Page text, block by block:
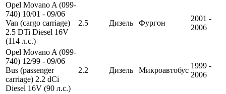
Opel Movano A (099-
740) 10/01 - 09/06
Van (cargo carriage)
2.5 DTi Diesel 16V
(114 л.с.)
2.5 Дизель Фургон
2001 -
2006
Opel Movano A (099-
740) 12/99 - 09/06
Bus (passenger
carriage) 2.2 dCi
Diesel 16V (90 л.с.)
2.2 Дизель Микроавтобус
1999 -
2006